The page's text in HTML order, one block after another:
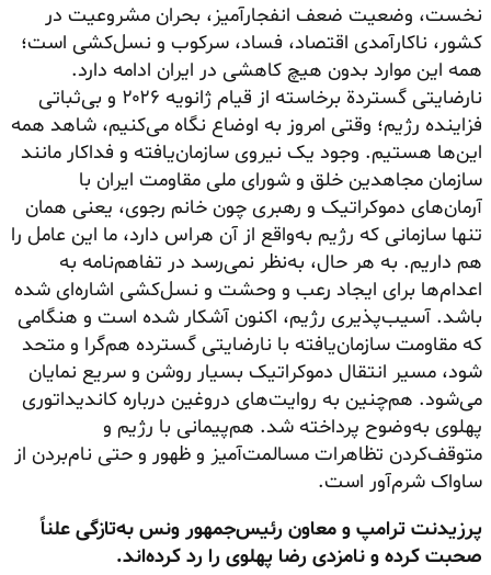
نخست، وضعیت ضعف انفجارآمیز، بحران مشروعیت در
کشور، ناکارآمدی اقتصاد، فساد، سرکوب و نسل‌کشی است؛
همه این موارد بدون هیچ کاهشی در ایران ادامه دارد.
نارضایتی گستردة برخاسته از قیام ژانویه ۲۰۲۶ و بی‌ثباتی
فزاینده رژیم؛ وقتی امروز به اوضاع نگاه می‌کنیم، شاهد همه
این‌ها هستیم. وجود یک نیروی سازمان‌یافته و فداکار مانند
سازمان مجاهدین خلق و شورای ملی مقاومت ایران با
آرمان‌های دموکراتیک و رهبری چون خانم رجوی، یعنی همان
تنها سازمانی که رژیم به‌واقع از آن هراس دارد، ما این عامل را
هم داریم. به هر حال، به‌نظر نمی‌رسد در تفاهم‌نامه به
اعدام‌ها برای ایجاد رعب و وحشت و نسل‌کشی اشاره‌ای شده
باشد. آسیب‌پذیری رژیم، اکنون آشکار شده است و هنگامی
که مقاومت سازمان‌یافته با نارضایتی گسترده هم‌گرا و متحد
شود، مسیر انتقال دموکراتیک بسیار روشن و سریع نمایان
می‌شود. هم‌چنین به روایت‌های دروغین درباره کاندیداتوری
پهلوی به‌وضوح پرداخته شد. هم‌پیمانی با رژیم و
متوقف‌کردن تظاهرات مسالمت‌آمیز و ظهور و حتی نام‌بردن از
ساواک شرم‌آور است.
پرزیدنت ترامپ و معاون رئیس‌جمهور ونس به‌تازگی علناً
صحبت کرده و نامزدی رضا پهلوی را رد کرده‌اند.